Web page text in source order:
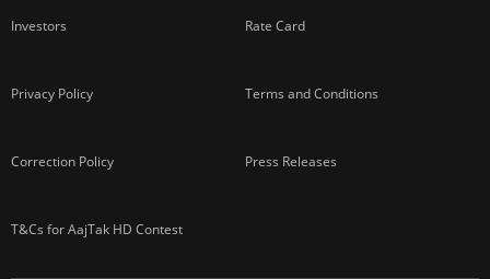
Investors Rate Card
Privacy Policy Terms and Conditions
Correction Policy Press Releases
T&Cs for AajTak HD Contest